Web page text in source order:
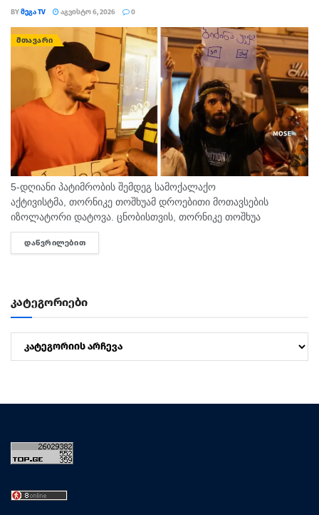
BYᲛᲔᲒᲐ TV ᲐᲒᲕᲘᲡᲢᲝ 6, 2026 0
ᲛᲗᲐᲕᲐᲠᲘ
5-დღიანი პატიმრობის შემდეგ სამოქალაქო
აქტივისტმა, თორნიკე თოშხუამ დროებითი მოთავსების
იზოლატორი დატოვა. ცნობისთვის, თორნიკე თოშხუა
პოლიციამ 31 ივლისს, თბილისის საკრებულოსთან
დააკავა. მას ხელში ეკავა ბანერი "ბიძინა ყ - არაა/არის?".
ᲓᲐᲬᲕᲠᲘᲚᲔᲑᲘᲗ
კატეგორიები
კატეგორიები